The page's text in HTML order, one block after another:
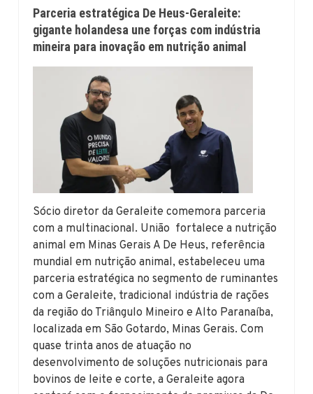
Parceria estratégica De Heus-Geraleite:
gigante holandesa une forças com indústria
mineira para inovação em nutrição animal
Sócio diretor da Geraleite comemora parceria
com a multinacional. União fortalece a nutrição
animal em Minas Gerais A De Heus, referência
mundial em nutrição animal, estabeleceu uma
parceria estratégica no segmento de ruminantes
com a Geraleite, tradicional indústria de rações
da região do Triângulo Mineiro e Alto Paranaíba,
localizada em São Gotardo, Minas Gerais. Com
quase trinta anos de atuação no
desenvolvimento de soluções nutricionais para
bovinos de leite e corte, a Geraleite agora